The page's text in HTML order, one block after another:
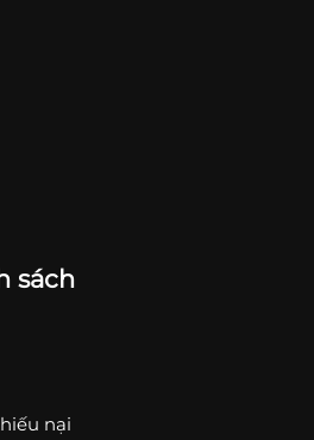
sách
nại